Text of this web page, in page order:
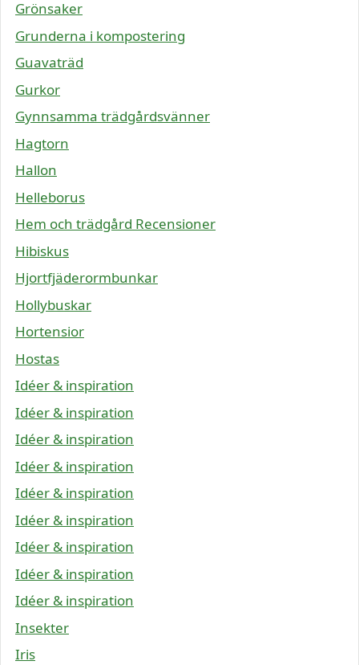
Grönsaker
Grunderna i kompostering
Guavaträd
Gurkor
Gynnsamma trädgårdsvänner
Hagtorn
Hallon
Helleborus
Hem och trädgård Recensioner
Hibiskus
Hjortfjäderormbunkar
Hollybuskar
Hortensior
Hostas
Idéer & inspiration
Idéer & inspiration
Idéer & inspiration
Idéer & inspiration
Idéer & inspiration
Idéer & inspiration
Idéer & inspiration
Idéer & inspiration
Idéer & inspiration
Insekter
Iris